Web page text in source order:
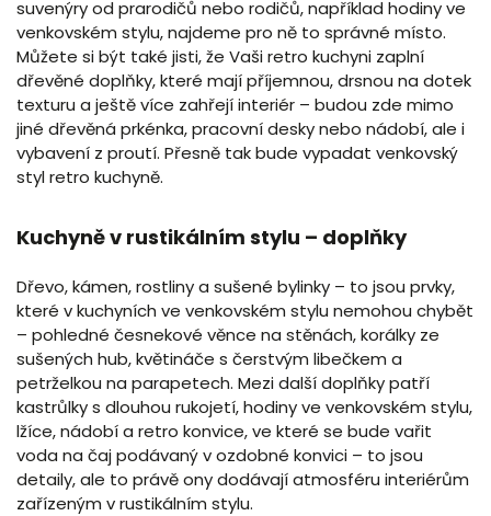
suvenýry od prarodičů nebo rodičů, například hodiny ve
venkovském stylu, najdeme pro ně to správné místo.
Můžete si být také jisti, že Vaši retro kuchyni zaplní
dřevěné doplňky, které mají příjemnou, drsnou na dotek
texturu a ještě více zahřejí interiér – budou zde mimo
jiné dřevěná prkénka, pracovní desky nebo nádobí, ale i
vybavení z proutí. Přesně tak bude vypadat venkovský
styl retro kuchyně.
Kuchyně v rustikálním stylu – doplňky
Dřevo, kámen, rostliny a sušené bylinky – to jsou prvky,
které v kuchyních ve venkovském stylu nemohou chybět
– pohledné česnekové věnce na stěnách, korálky ze
sušených hub, květináče s čerstvým libečkem a
petrželkou na parapetech. Mezi další doplňky patří
kastrůlky s dlouhou rukojetí, hodiny ve venkovském stylu,
lžíce, nádobí a retro konvice, ve které se bude vařit
voda na čaj podávaný v ozdobné konvici – to jsou
detaily, ale to právě ony dodávají atmosféru interiérům
zařízeným v rustikálním stylu.